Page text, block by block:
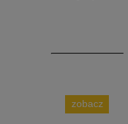
zobacz